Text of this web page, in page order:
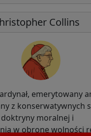
Collins
emerytowany
z konserwatywnych
moralnej i
w obronę wolności